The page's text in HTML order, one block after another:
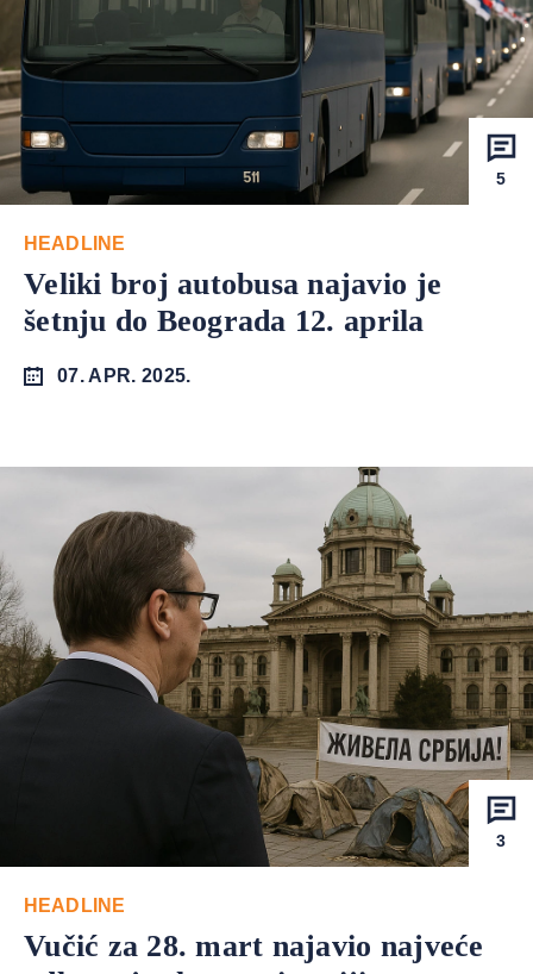
5
HEADLINE
Veliki broj autobusa najavio je
šetnju do Beograda 12. aprila
07. APR. 2025.
3
HEADLINE
Vučić za 28. mart najavio najveće